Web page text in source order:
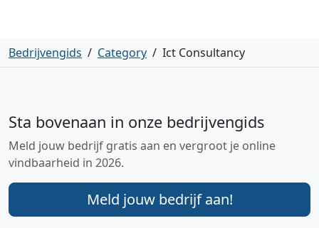
Bedrijvengids / Category / Ict Consultancy
Sta bovenaan in onze bedrijvengids
Meld jouw bedrijf gratis aan en vergroot je online
vindbaarheid in 2026.
Meld jouw bedrijf aan!